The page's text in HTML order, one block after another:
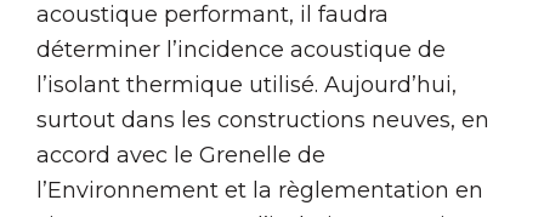
acoustique performant, il faudra
déterminer l’incidence acoustique de
l’isolant thermique utilisé. Aujourd’hui,
surtout dans les constructions neuves, en
accord avec le Grenelle de
l’Environnement et la règlementation en